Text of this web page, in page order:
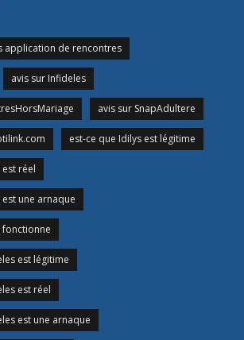
application de rencontres
avis sur Infideles
avis sur SnapAdultere
est-ce que Idilys est légitime
réel
une arnaque
fonctionne
est légitime
est réel
est une arnaque